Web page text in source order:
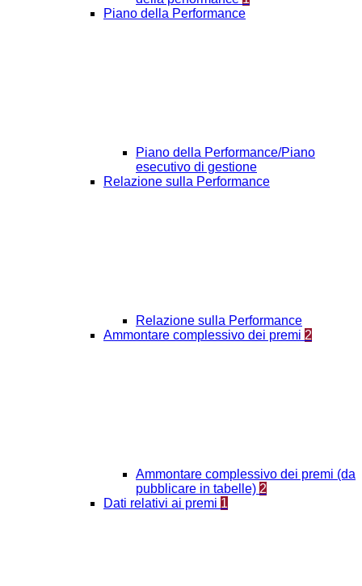
Piano della Performance
Piano della Performance/Piano
esecutivo di gestione
Relazione sulla Performance
Relazione sulla Performance
Ammontare complessivo dei premi 2
Ammontare complessivo dei premi (da
pubblicare in tabelle) 2
Dati relativi ai premi 1